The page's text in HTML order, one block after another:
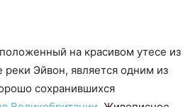
на красивом утесе из
реки Эйвон, является одним из
сохранившихся